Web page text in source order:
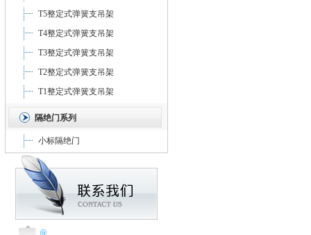
T5整定式弹簧支吊架
T4整定式弹簧支吊架
T3整定式弹簧支吊架
T2整定式弹簧支吊架
T1整定式弹簧支吊架
隔绝门系列
小标隔绝门